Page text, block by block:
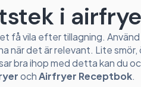
i
få vila efter tillagning.
när det är relevant. Lite
bra ihop med detta kan du
ochAirfryer Receptbok.